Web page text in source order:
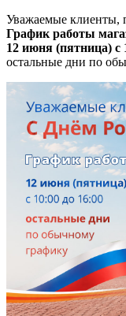
Уважаемые клиенты,
График работы
12 июня (пятница) с
остальные дни по